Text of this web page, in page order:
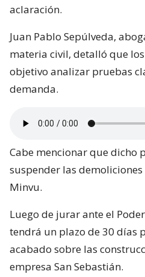
aclaración.
Juan Pablo Sepúlveda,
materia civil, detalló que
objetivo analizar pruebas
demanda.
Cabe mencionar que dicho
suspender las
Minvu.
Luego de jurar ante el
tendrá un plazo de 30 días
acabado sobre las
empresa San Sebastián.